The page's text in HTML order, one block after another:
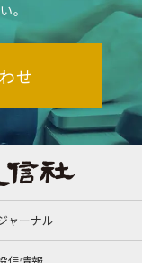
。
せ
ャーナル